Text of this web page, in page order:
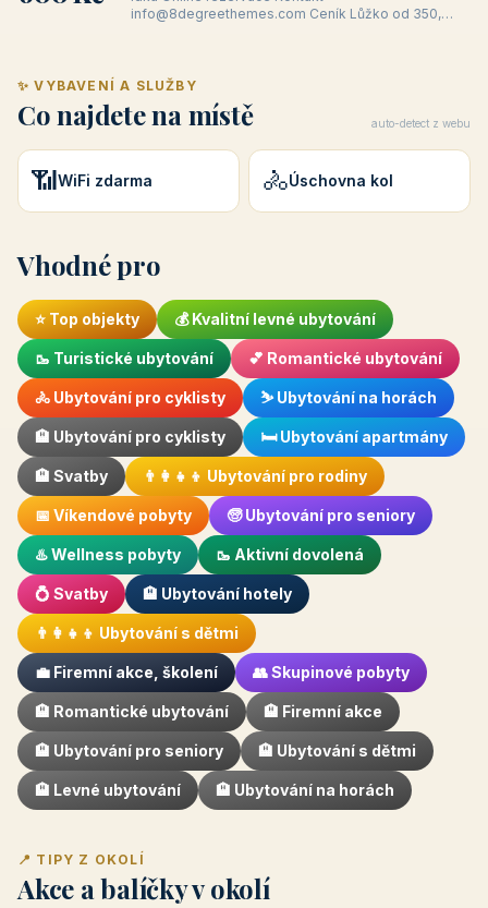
info@8degreethemes.com Ceník Lůžko od 350,-
✨ VYBAVENÍ A SLUŽBY
Co najdete na místě auto-detect z webu
📶WiFi zdarma 🚴Úschovna kol
Vhodné pro
⭐ Top objekty 💰 Kvalitní levné ubytování
🥾 Turistické ubytování 💕 Romantické ubytování
🚴 Ubytování pro cyklisty ⛷️ Ubytování na horách
🏨 Ubytování pro cyklisty 🛏️ Ubytování apartmány
🏨 Svatby 👨‍👩‍👧‍👦 Ubytování pro rodiny
📅 Víkendové pobyty 🧓 Ubytování pro seniory
♨️ Wellness pobyty 🥾 Aktivní dovolená
💍 Svatby 🏨 Ubytování hotely
👨‍👩‍👧‍👦 Ubytování s dětmi
💼 Firemní akce, školení 👥 Skupinové pobyty
🏨 Romantické ubytování 🏨 Firemní akce
🏨 Ubytování pro seniory 🏨 Ubytování s dětmi
🏨 Levné ubytování 🏨 Ubytování na horách
📍 TIPY Z OKOLÍ
Akce a balíčky v okolí